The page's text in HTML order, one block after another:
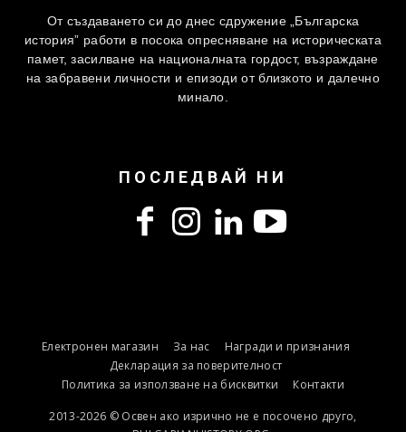
От създаването си до днес сдружение „Българска
история” работи в посока опресняване на историческата
памет, засилване на националната гордост, възраждане
на забравени личности и епизоди от близкото и далечно
минало.
ПОСЛЕДВАЙ НИ
Електронен магазин За нас
Награди и признания
Декларация за поверителност
Политика за използване на бисквитки
Контакти
2013-2026 © Освен ако изрично не е посочено друго,